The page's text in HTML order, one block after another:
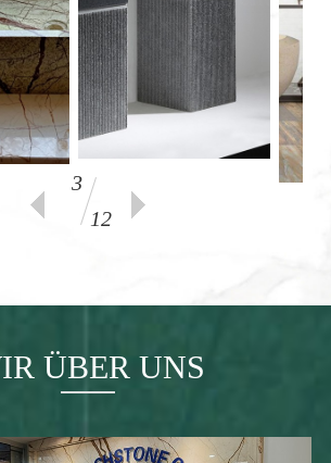
Mehr >>
3
12
ÜBER UNS